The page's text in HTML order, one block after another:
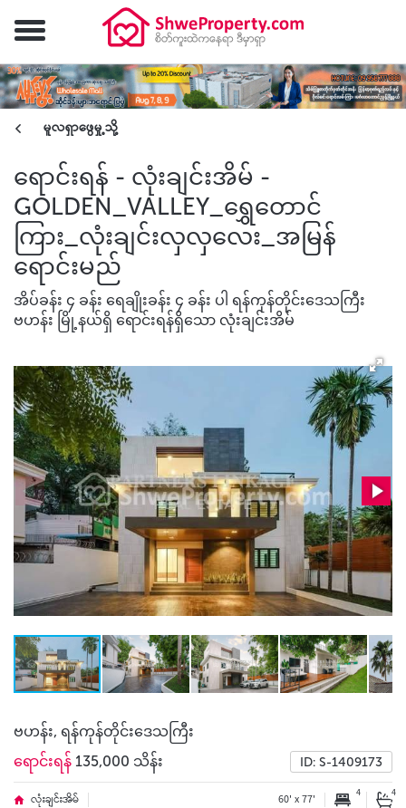
ရောင်းရန် - လုံးချင်းအိမ် -
GOLDEN_VALLEY_ရွှေတောင်
ကြား_လုံးချင်းလှလှလေး_အမြန်
ရောင်းမည်
အိပ်ခန်း ၄ ခန်း ရေချိုးခန်း ၄ ခန်း ပါ ရန်ကုန်တိုင်းဒေသကြီး
ဗဟန်း မြို့နယ်ရှိ ရောင်းရန်ရှိသော လုံးချင်းအိမ်
မူလရှာဖွေမှု့သို့
ဗဟန်း, ရန်ကုန်တိုင်းဒေသကြီး
ရောင်းရန် 135,000 သိန်း ID: S-1409173
လုံးချင်းအိမ် 60' x 77' 4 4